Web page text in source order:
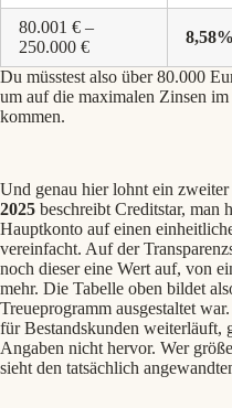
80.001 € –
250.000 €
8,58%
Du müsstest also über 80.000
um auf die maximalen Zinsen
kommen.
Und genau hier lohnt ein
2025 beschreibt Creditstar, man
Hauptkonto auf einen
vereinfacht. Auf der
noch dieser eine Wert auf, von
mehr. Die Tabelle oben bildet
Treueprogramm ausgestaltet
für Bestandskunden weiterläuft,
Angaben nicht hervor. Wer
sieht den tatsächlich